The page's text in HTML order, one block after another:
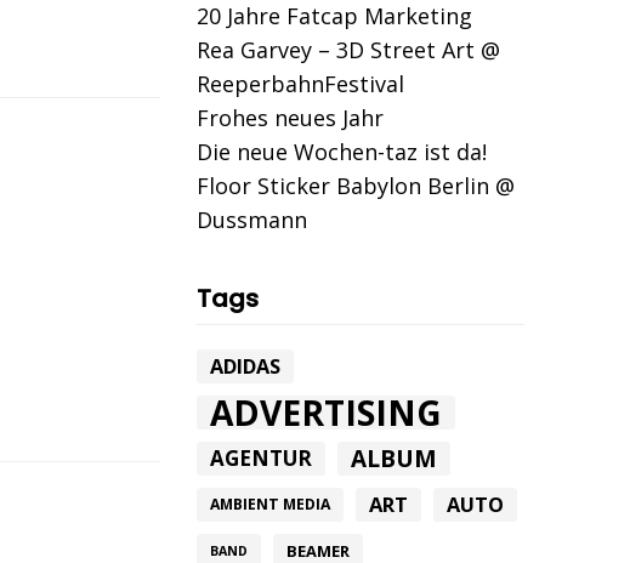
20 Jahre Fatcap Marketing
Rea Garvey – 3D Street Art @
ReeperbahnFestival
Frohes neues Jahr
Die neue Wochen-taz ist da!
Floor Sticker Babylon Berlin @
Dussmann
Tags
ADIDAS
ADVERTISING
AGENTUR ALBUM
AMBIENT MEDIA ART AUTO
BAND BEAMER